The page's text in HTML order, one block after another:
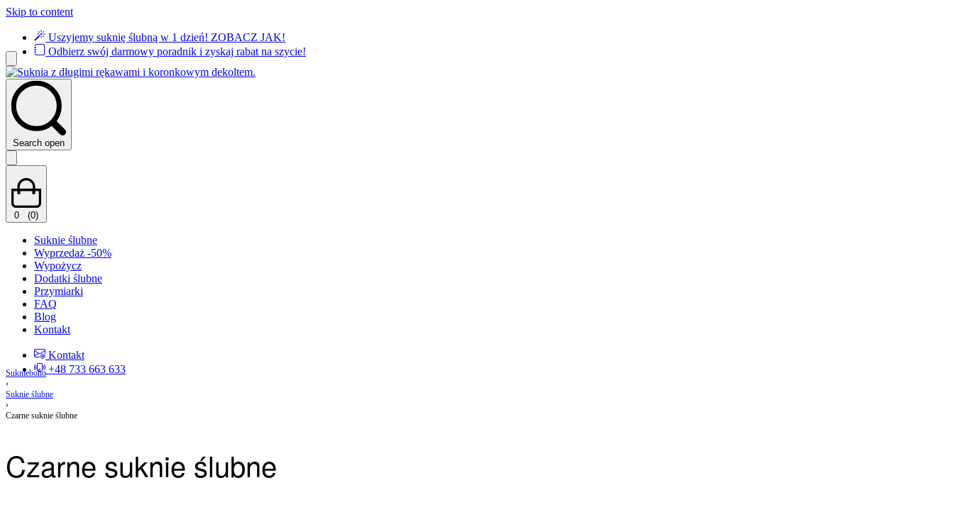
Skip to content
Uszyjemy suknię ślubną w 1 dzień! ZOBACZ JAK!
Odbierz swój darmowy poradnik i zyskaj rabat na szycie!
Search open
0 (0)
Suknie ślubne
Wyprzedaż -50%
Wypożycz
Dodatki ślubne
Przymiarki
FAQ
Blog
Kontakt
Kontakt
+48 733 663 633
Suknieboho
›
Suknie ślubne
›
Czarne suknie ślubne
Czarne suknie ślubne